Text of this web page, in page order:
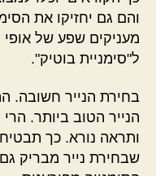
והם גם יחזיקו את
מעניקים שפע של אופי
ל"סימניית בוטיק".
בחירת הנייר חשובה.
הנייר הטוב ביותר.
ותראה נורא. כך
שבחירת נייר מבריק